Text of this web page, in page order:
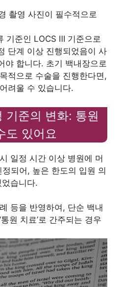
촬영 사진이 필수적으로
기준인 LOCS Ⅲ 기준으로
단계 이상 진행되었음이 사
야 합니다. 초기 백내장으로
적으로 수술을 진행한다면,
려울 수 있습니다.
기준의 변화: 통원
도 있어요
일정 시간 이상 병원에 머
정되어, 높은 한도의 입원 의
습니다.
등을 반영하여, 단순 백내
원 치료’로 간주되는 경우